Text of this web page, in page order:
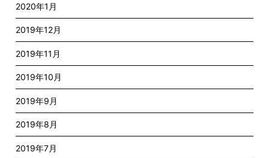
2020年1月
2019年12月
2019年11月
2019年10月
2019年9月
2019年8月
2019年7月